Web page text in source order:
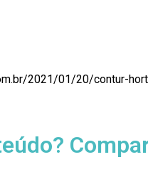
2021/01/20/contur-